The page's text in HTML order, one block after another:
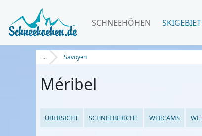
SCHNEEHÖHEN
... Savoyen
Méribel
ÜBERSICHT SCHNEEBERICHT WEBCAMS